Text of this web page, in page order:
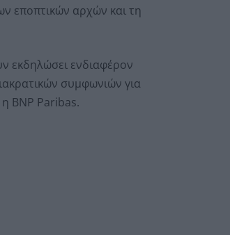
εποπτικών αρχών και τη
εκδηλώσει ενδιαφέρον
συμφωνιών για
BNP Paribas.